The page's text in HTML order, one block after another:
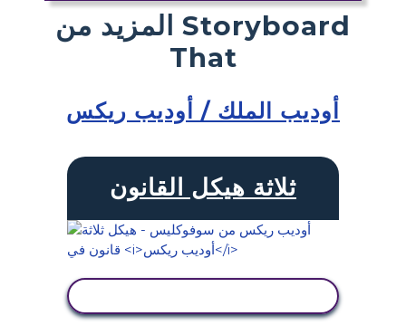
المزيد من Storyboard
That
أوديب الملك / أوديب ريكس
ثلاثة هيكل القانون